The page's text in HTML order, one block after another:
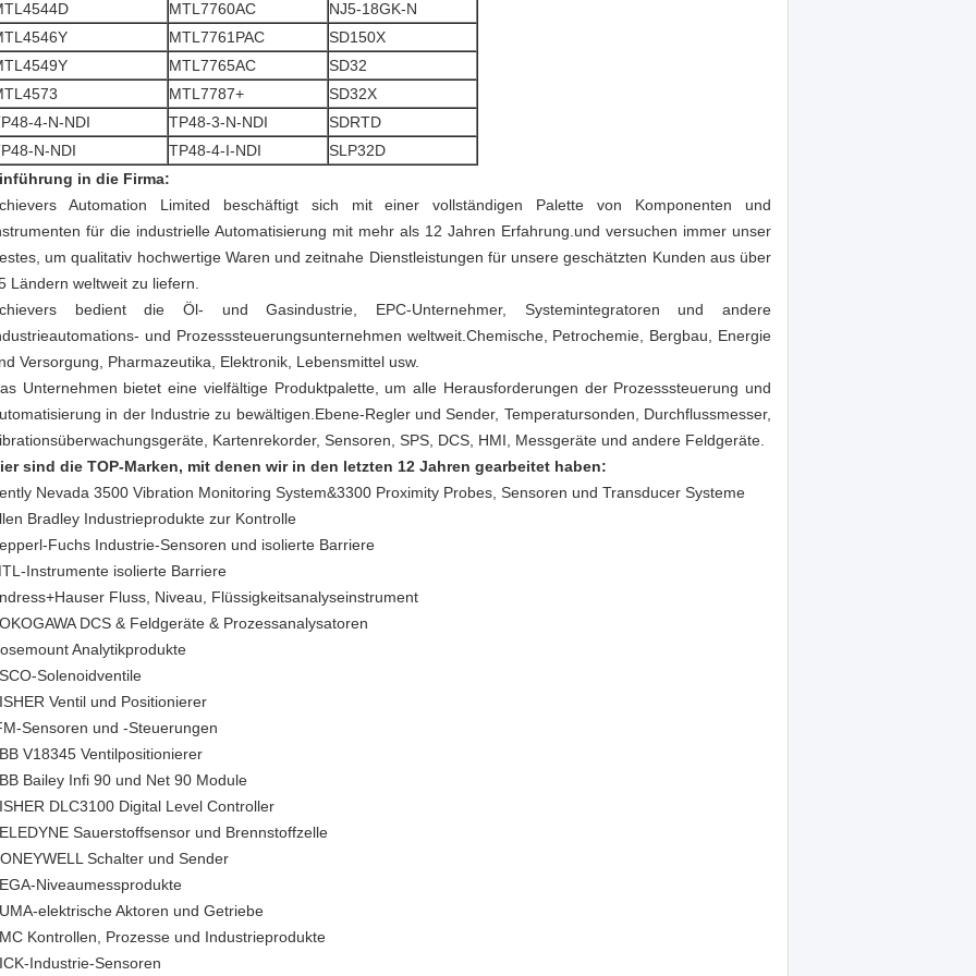
MTL7760AC
NJ5-18GK-N
MTL7761PAC
SD150X
MTL7765AC
SD32
MTL7787+
SD32X
4-N-NDI
TP48-3-N-NDI
SDRTD
N-NDI
TP48-4-I-NDI
SLP32D
in die Firma:
Automation Limited beschäftigt sich mit einer vollständigen Palette von Komponenten und
für die industrielle Automatisierung mit mehr als 12 Jahren Erfahrung.und versuchen immer unser
um qualitativ hochwertige Waren und zeitnahe Dienstleistungen für unsere geschätzten Kunden aus über
Ländern weltweit zu liefern.
bedient die Öl- und Gasindustrie, EPC-Unternehmer, Systemintegratoren und andere
und Prozesssteuerungsunternehmen weltweit.Chemische, Petrochemie, Bergbau, Energie
Versorgung, Pharmazeutika, Elektronik, Lebensmittel usw.
Unternehmen bietet eine vielfältige Produktpalette, um alle Herausforderungen der Prozesssteuerung und
in der Industrie zu bewältigen.Ebene-Regler und Sender, Temperatursonden, Durchflussmesser,
Kartenrekorder, Sensoren, SPS, DCS, HMI, Messgeräte und andere Feldgeräte.
sind die TOP-Marken, mit denen wir in den letzten 12 Jahren gearbeitet haben:
Nevada 3500 Vibration Monitoring System&3300 Proximity Probes, Sensoren und Transducer Systeme
Bradley Industrieprodukte zur Kontrolle
Fuchs Industrie-Sensoren und isolierte Barriere
Instrumente isolierte Barriere
Fluss, Niveau, Flüssigkeitsanalyseinstrument
DCS & Feldgeräte & Prozessanalysatoren
Analytikprodukte
Solenoidventile
Ventil und Positionierer
Sensoren und -Steuerungen
V18345 Ventilpositionierer
Bailey Infi 90 und Net 90 Module
DLC3100 Digital Level Controller
Sauerstoffsensor und Brennstoffzelle
Schalter und Sender
Niveaumessprodukte
elektrische Aktoren und Getriebe
Kontrollen, Prozesse und Industrieprodukte
Industrie-Sensoren